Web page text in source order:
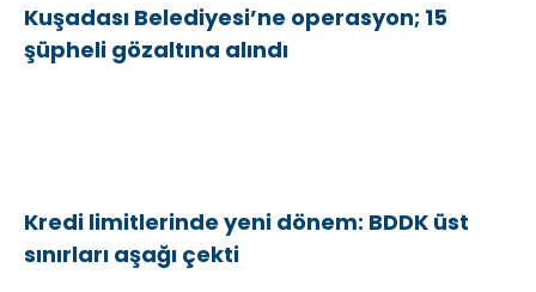
Kuşadası Belediyesi’ne operasyon; 15
şüpheli gözaltına alındı
Kredi limitlerinde yeni dönem: BDDK üst
sınırları aşağı çekti